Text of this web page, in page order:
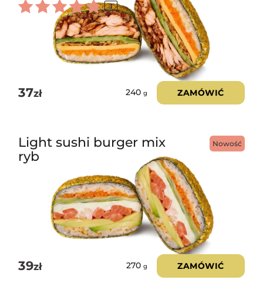
Oceniono
1
37zł 240 g ZAMÓWIĆ
Nowość
Light sushi burger mix
ryb
39zł 270 g ZAMÓWIĆ